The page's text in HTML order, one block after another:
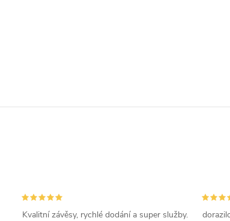
Kvalitní závěsy, rychlé dodání a super služby.